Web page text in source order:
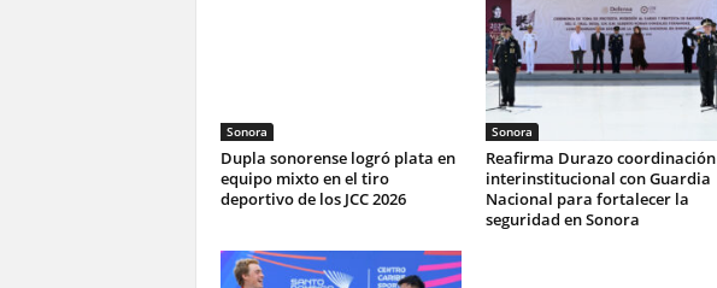
Sonora
Dupla sonorense logró plata en
equipo mixto en el tiro
deportivo de los JCC 2026
Sonora
Reafirma Durazo coordinación
interinstitucional con Guardia
Nacional para fortalecer la
seguridad en Sonora